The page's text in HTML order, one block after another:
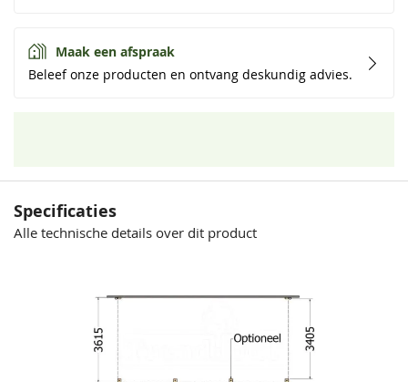
Maak een afspraak
Beleef onze producten en ontvang deskundig advies.
Specificaties
Alle technische details over dit product